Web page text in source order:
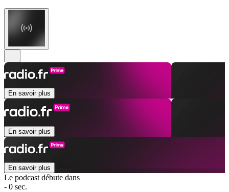
En savoir plus
En savoir plus
En savoir plus
Le podcast débute dans
- 0 sec.